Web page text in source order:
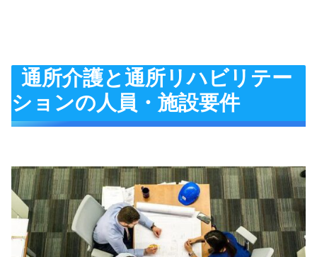
通所介護と通所リハビリテー
ションの人員・施設要件